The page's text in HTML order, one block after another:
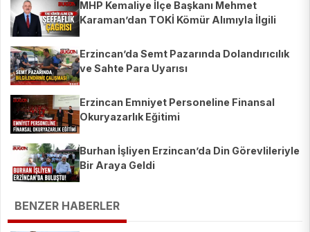
MHP Kemaliye İlçe Başkanı Mehmet
Karaman’dan TOKİ Kömür Alımıyla İlgili
Erzincan’da Semt Pazarında Dolandırıcılık
ve Sahte Para Uyarısı
Erzincan Emniyet Personeline Finansal
Okuryazarlık Eğitimi
Burhan İşliyen Erzincan’da Din Görevlileriyle
Bir Araya Geldi
BENZER HABERLER